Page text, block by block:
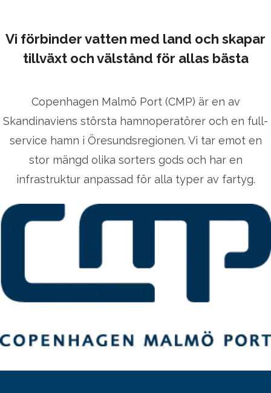
Vi förbinder vatten med land och skapar
tillväxt och välstånd för allas bästa
Copenhagen Malmö Port (CMP) är en av
Skandinaviens största hamnoperatörer och en full-
service hamn i Öresundsregionen. Vi tar emot en
stor mängd olika sorters gods och har en
infrastruktur anpassad för alla typer av fartyg.